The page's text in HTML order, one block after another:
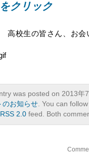
クリック
高校生の皆さん、お
was posted on 2013
のお知らせ. You can
RSS 2.0feed. Both